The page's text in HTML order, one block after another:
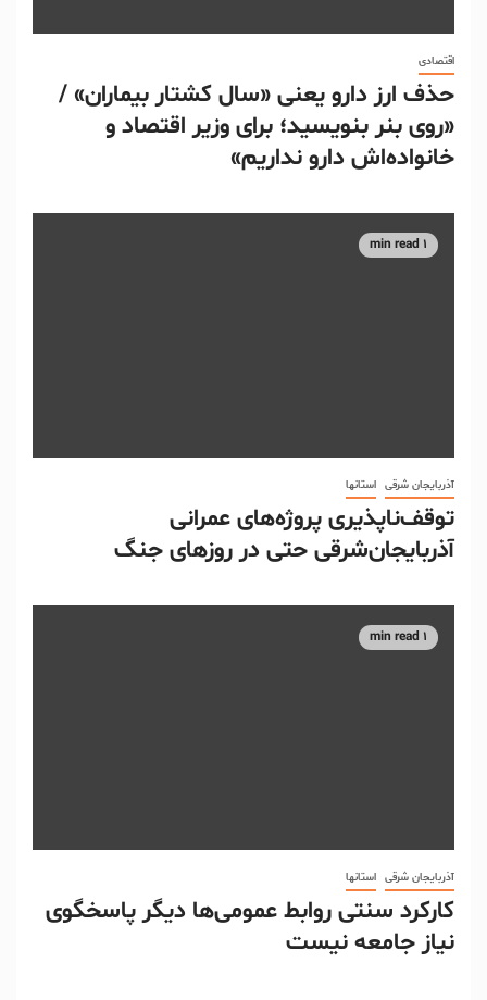
اقتصادی
حذف ارز دارو یعنی «سال کشتار بیماران» /
«روی بنر بنویسید؛ برای وزیر اقتصاد و
خانواده‌اش دارو نداریم»
1 min read
آذربایجان شرقی استانها
توقف‌ناپذیری پروژه‌های عمرانی
آذربایجان‌شرقی حتی در روزهای جنگ
1 min read
آذربایجان شرقی استانها
کارکرد سنتی روابط عمومی‌ها دیگر پاسخگوی
نیاز جامعه نیست